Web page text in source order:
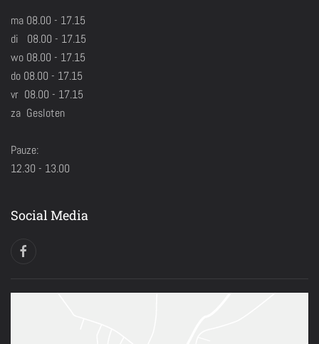
ma 08.00 - 17.15
di 08.00 - 17.15
wo 08.00 - 17.15
do 08.00 - 17.15
vr 08.00 - 17.15
za Gesloten
Pauze:
12.30 - 13.00
Social Media